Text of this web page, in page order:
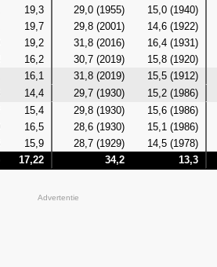
19,3 29,0 (1955)
15,0 (1940)
19,7 29,8 (2001)
14,6 (1922)
19,2 31,8 (2016)
16,4 (1931)
16,2 30,7 (2019)
15,8 (1920)
16,1 31,8 (2019)
15,5 (1912)
14,4 29,7 (1930)
15,2 (1986)
15,4 29,8 (1930)
15,6 (1986)
16,5 28,6 (1930)
15,1 (1986)
15,9 28,7 (1929)
14,5 (1978)
17,22 34,2 13,3
Advertentie